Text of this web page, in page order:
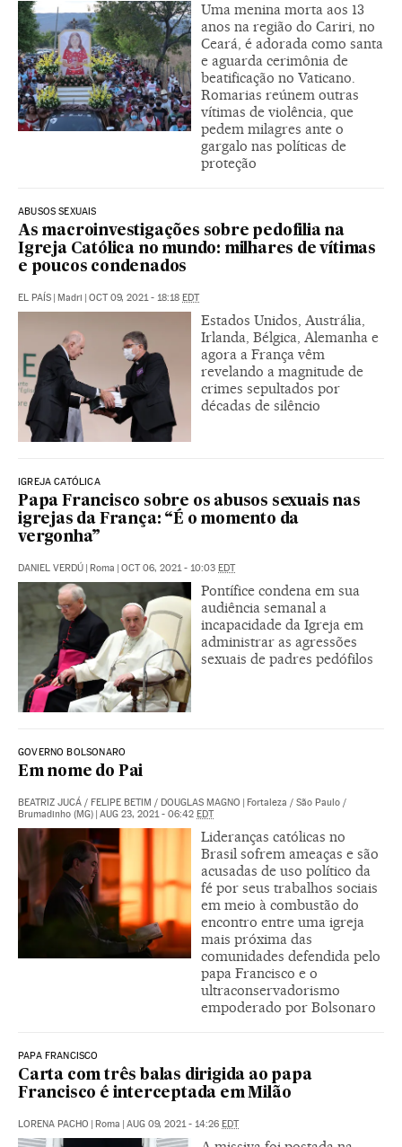
Uma menina morta aos 13
anos na região do Cariri, no
Ceará, é adorada como santa
e aguarda cerimônia de
beatificação no Vaticano.
Romarias reúnem outras
vítimas de violência, que
pedem milagres ante o
gargalo nas políticas de
proteção
ABUSOS SEXUAIS
As macroinvestigações sobre pedofilia na
Igreja Católica no mundo: milhares de vítimas
e poucos condenados
EL PAÍS Madri OCT 09, 2021 - 18:18 EDT
Estados Unidos, Austrália,
Irlanda, Bélgica, Alemanha e
agora a França vêm
revelando a magnitude de
crimes sepultados por
décadas de silêncio
IGREJA CATÓLICA
Papa Francisco sobre os abusos sexuais nas
igrejas da França: “É o momento da
vergonha”
DANIEL VERDÚ Roma OCT 06, 2021 - 10:03 EDT
Pontífice condena em sua
audiência semanal a
incapacidade da Igreja em
administrar as agressões
sexuais de padres pedófilos
GOVERNO BOLSONARO
Em nome do Pai
BEATRIZ JUCÁ / FELIPE BETIM / DOUGLAS MAGNO | Fortaleza / São Paulo /
Brumadinho (MG) | AUG 23, 2021 - 06:42 EDT
Lideranças católicas no
Brasil sofrem ameaças e são
acusadas de uso político da
fé por seus trabalhos sociais
em meio à combustão do
encontro entre uma igreja
mais próxima das
comunidades defendida pelo
papa Francisco e o
ultraconservadorismo
empoderado por Bolsonaro
PAPA FRANCISCO
Carta com três balas dirigida ao papa
Francisco é interceptada em Milão
LORENA PACHO | Roma | AUG 09, 2021 - 14:26 EDT